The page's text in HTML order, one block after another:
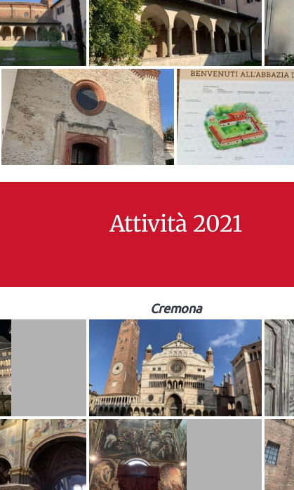
Attività 2021
Cremona